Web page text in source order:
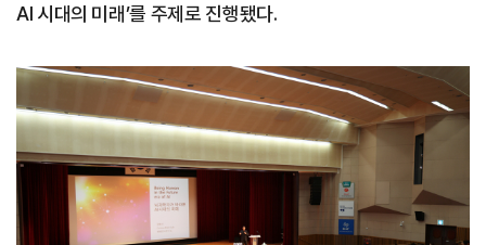
AI 시대의 미래’를 주제로 진행됐다.